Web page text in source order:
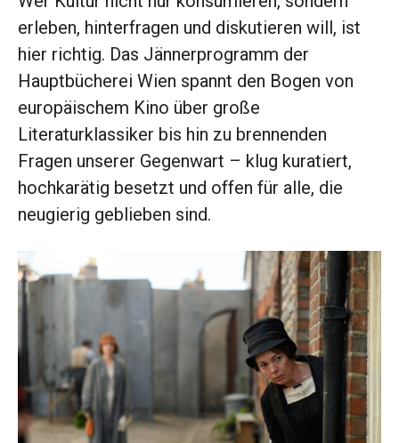
erleben, hinterfragen und diskutieren will, ist
hier richtig. Das Jännerprogramm der
Hauptbücherei Wien spannt den Bogen von
europäischem Kino über große
Literaturklassiker bis hin zu brennenden
Fragen unserer Gegenwart – klug kuratiert,
hochkarätig besetzt und offen für alle, die
neugierig geblieben sind.